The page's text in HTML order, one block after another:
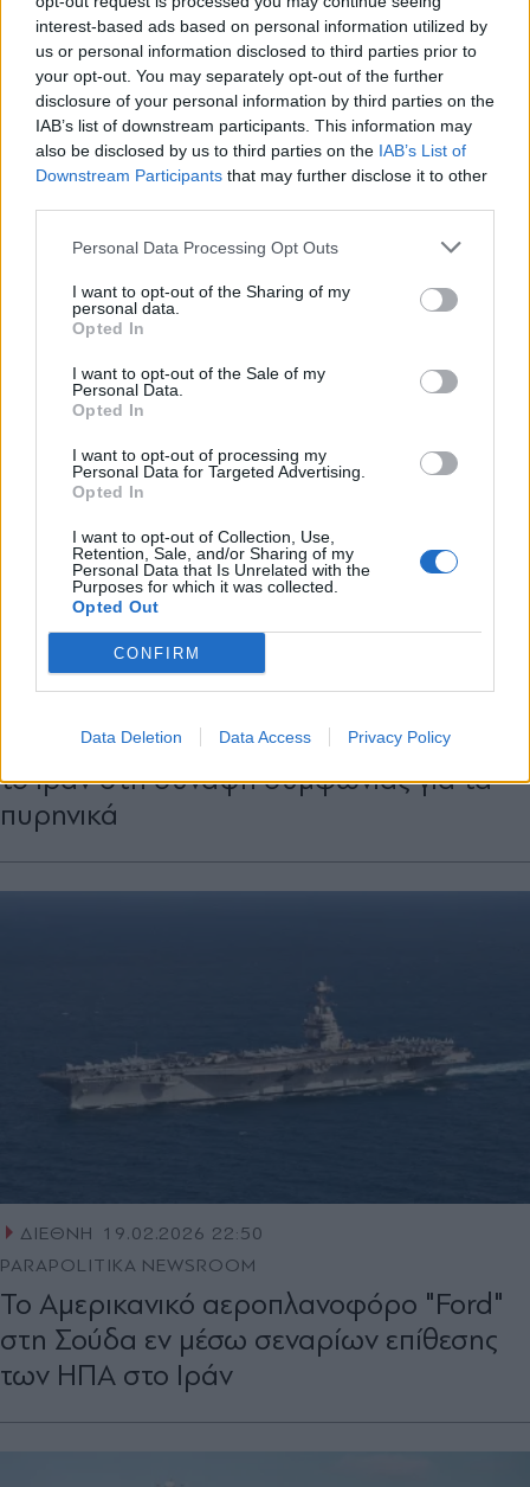
interest-based ads based on personal information utilized by
us or personal information disclosed to third parties prior to
your opt-out. You may separately opt-out of the further
disclosure of your personal information by third parties on the
IAB’s list of downstream participants. This information may
also be disclosed by us to third parties on the IAB’s List of
Downstream Participants that may further disclose it to other
Personal Data Processing Opt Outs
I want to opt-out of the Sharing of my
personal data.
Opted In
I want to opt-out of the Sale of my
Personal Data.
Opted In
I want to opt-out of processing my
Personal Data for Targeted Advertising.
Opted In
I want to opt-out of Collection, Use,
Retention, Sale, and/or Sharing of my
Personal Data that Is Unrelated with the
Purposes for which it was collected.
Opted Out
CONFIRM
Data Deletion Data Access Privacy Policy
Ακολουθήστε μας στο
facebook
Ακολουθήστε μας στο
twitter
ΣΧΕΤΙΚΗ ΕΙΔΗΣΕΟΓΡΑΦΙΑ
ΔΙΕΘΝΗ 20.02.2026 07:04
PARAPOLITIKA NEWSROOM
περιορισμένη επίθεση για να "σπρώξει"
το Ιράν στη σύναψη συμφωνίας για τα
πυρηνικά
ΔΙΕΘΝΗ
19.02.2026 22:50
PARAPOLITIKA NEWSROOM
Το Αμερικανικό αεροπλανοφόρο "Ford"
στη Σούδα εν μέσω σεναρίων επίθεσης
των ΗΠΑ στο Ιράν
Εγγραφή στο newsletter
Αποδέχομαι τους
και την πολιτική απορρήτου
X